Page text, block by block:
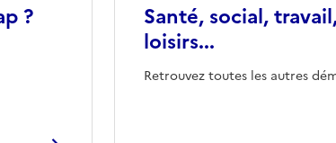
?
Santé, social,
loisirs...
Retrouvez toutes les autres